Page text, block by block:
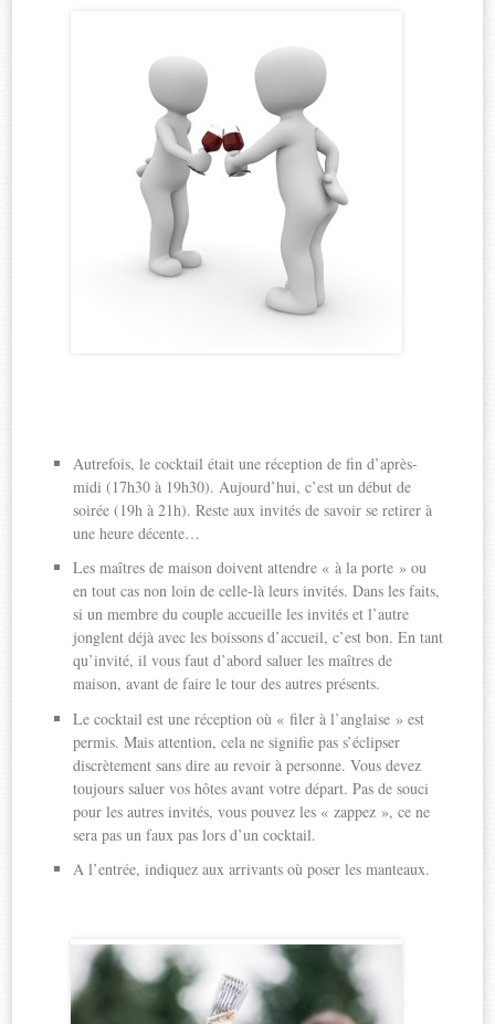
Autrefois, le cocktail était une réception de fin d’après-
midi (17h30 à 19h30). Aujourd’hui, c’est un début de
soirée (19h à 21h). Reste aux invités de savoir se retirer à
une heure décente…
Les maîtres de maison doivent attendre « à la porte » ou
en tout cas non loin de celle-là leurs invités. Dans les faits,
si un membre du couple accueille les invités et l’autre
jonglent déjà avec les boissons d’accueil, c’est bon. En tant
qu’invité, il vous faut d’abord saluer les maîtres de
maison, avant de faire le tour des autres présents.
Le cocktail est une réception où « filer à l’anglaise » est
permis. Mais attention, cela ne signifie pas s’éclipser
discrètement sans dire au revoir à personne. Vous devez
toujours saluer vos hôtes avant votre départ. Pas de souci
pour les autres invités, vous pouvez les « zappez », ce ne
sera pas un faux pas lors d’un cocktail.
A l’entrée, indiquez aux arrivants où poser les manteaux.